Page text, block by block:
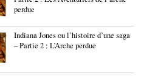
perdue
Indiana Jones ou l’histoire d’une saga
– Partie 2 : L’Arche perdue